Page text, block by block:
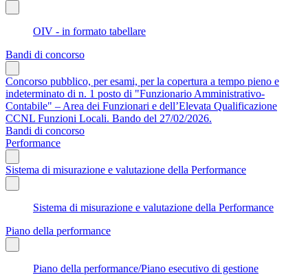
OIV - in formato tabellare
Bandi di concorso
Concorso pubblico, per esami, per la copertura a tempo pieno e
indeterminato di n. 1 posto di "Funzionario Amministrativo-
Contabile" – Area dei Funzionari e dell’Elevata Qualificazione
CCNL Funzioni Locali. Bando del 27/02/2026.
Bandi di concorso
Performance
Sistema di misurazione e valutazione della Performance
Sistema di misurazione e valutazione della Performance
Piano della performance
Piano della performance/Piano esecutivo di gestione